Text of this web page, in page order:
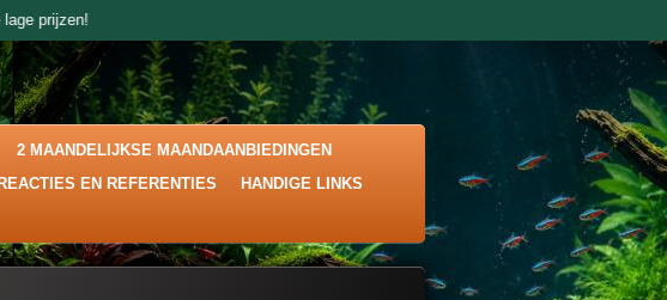
prijzen!
2 MAANDELIJKSE MAANDAANBIEDINGEN
REACTIES EN REFERENTIES HANDIGE LINKS